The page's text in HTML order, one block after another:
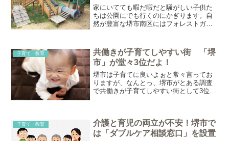
家にいてても暇だ暇だと騒がしい子供た
ちは公園にでも行くのにかぎります。自
然が豊富な堺市南区にはフォレストガー
供の頃からあって、当時から結構廃れて
いたのですがどうなってい...
子育て・教育
共働きが子育てしやすい街 「堺
市」が堂々3位だよ！
堺市は子育てに良いよぉと常々言ってお
りますが、なんとっ、堺市がとある調査
で共働きが子育てしやすい街として3位に
DUAL」と日本経済新...
子育て・教育
介護と育児の両立が不安！堺市で
は「ダブルケア相談窓口」を設置